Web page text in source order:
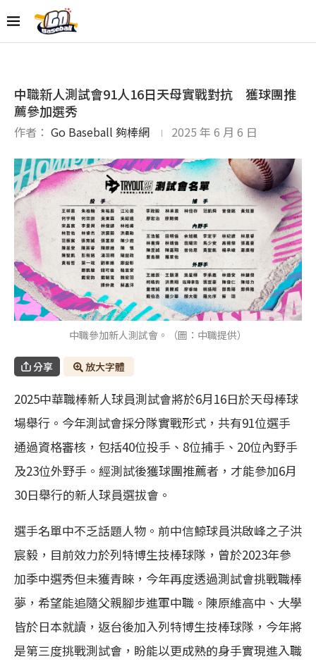
中職新人測試會91人16日天母實戰對抗 獲球團推
薦參加選秀
作者： Go Baseball 夠棒網 2025 年 6 月 6 日
中職參加新人測試會。（圖：中職提供）
分享 放大字體
2025中華職棒新人球員測試會將於6月16日於天母棒球
場舉行。今年測試會採分隊實戰形式，共有91位選手
通過資格審核，包括40位投手、8位捕手、20位內野手
及23位外野手。經測試後獲球團推薦者，才能參加6月
30日舉行的新人球員選拔會。
選手名單中不乏話題人物。前中信鯨球員洪啟峰之子洪
宸毅，目前效力於列特博生技棒球隊，曾於2023年參
加季中選秀但未獲青睞，今年再度透過測試會挑戰職棒
夢，希望能追隨父親腳步進軍中職。陳原維高中、大學
皆於日本就讀，返台後加入列特博生技棒球隊，今年將
是第三度挑戰測試會，盼能以更成熟的身手實現進入職